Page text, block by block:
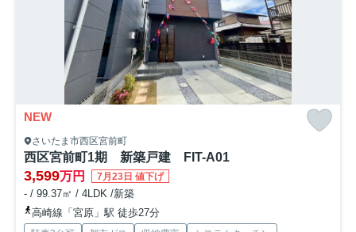
NEW
さいたま市西区宮前町
西区宮前町1期 新築戸建 FIT-A01
3,599万円 7月23日 値下げ
- / 99.37㎡ / 4LDK /新築
高崎線「宮原」駅 徒歩27分